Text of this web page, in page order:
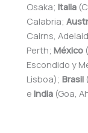
Osaka; Italia
Calabria;
Cairns,
Perth; México
Escondido y
Lisboa); Brasil
e India (Goa,